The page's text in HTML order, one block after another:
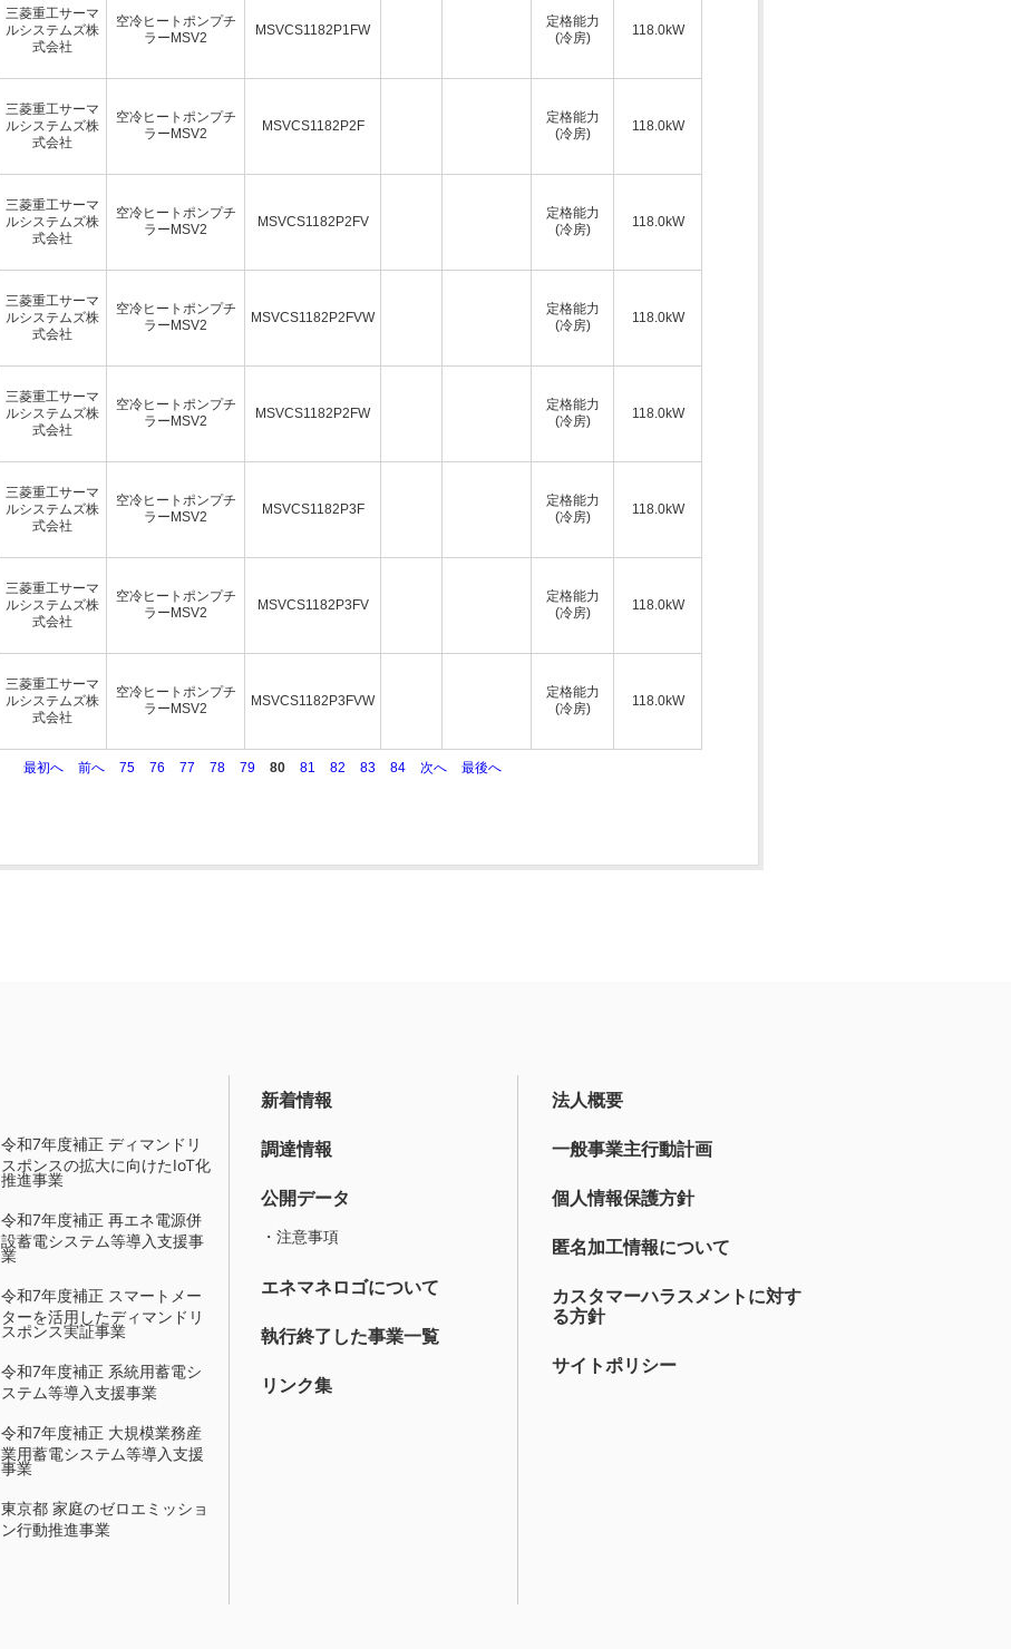
三菱重工サーマ
ルシステムズ株
式会社
空冷ヒートポンプチ
ラーMSV2
MSVCS1182P1FW
定格能力
(冷房)
118.0kW
三菱重工サーマ
ルシステムズ株
式会社
空冷ヒートポンプチ
ラーMSV2
MSVCS1182P2F
定格能力
(冷房)
118.0kW
三菱重工サーマ
ルシステムズ株
式会社
空冷ヒートポンプチ
ラーMSV2
MSVCS1182P2FV
定格能力
(冷房)
118.0kW
三菱重工サーマ
ルシステムズ株
式会社
空冷ヒートポンプチ
ラーMSV2
MSVCS1182P2FVW
定格能力
(冷房)
118.0kW
三菱重工サーマ
ルシステムズ株
式会社
空冷ヒートポンプチ
ラーMSV2
MSVCS1182P2FW
定格能力
(冷房)
118.0kW
三菱重工サーマ
ルシステムズ株
式会社
空冷ヒートポンプチ
ラーMSV2
MSVCS1182P3F
定格能力
(冷房)
118.0kW
三菱重工サーマ
ルシステムズ株
式会社
空冷ヒートポンプチ
ラーMSV2
MSVCS1182P3FV
定格能力
(冷房)
118.0kW
三菱重工サーマ
ルシステムズ株
式会社
空冷ヒートポンプチ
ラーMSV2
MSVCS1182P3FVW
定格能力
(冷房)
118.0kW
最初へ 前へ 75 76 77 78 79 80 81 82 83 84 次へ 最後へ
令和7年度補正 ディマンドリ
スポンスの拡大に向けたIoT化
推進事業
令和7年度補正 再エネ電源併
設蓄電システム等導入支援事
業
令和7年度補正 スマートメー
ターを活用したディマンドリ
スポンス実証事業
令和7年度補正 系統用蓄電シ
ステム等導入支援事業
令和7年度補正 大規模業務産
業用蓄電システム等導入支援
事業
東京都 家庭のゼロエミッショ
ン行動推進事業
新着情報
調達情報
公開データ
・注意事項
エネマネロゴについて
執行終了した事業一覧
リンク集
法人概要
一般事業主行動計画
個人情報保護方針
匿名加工情報について
カスタマーハラスメントに対す
る方針
サイトポリシー